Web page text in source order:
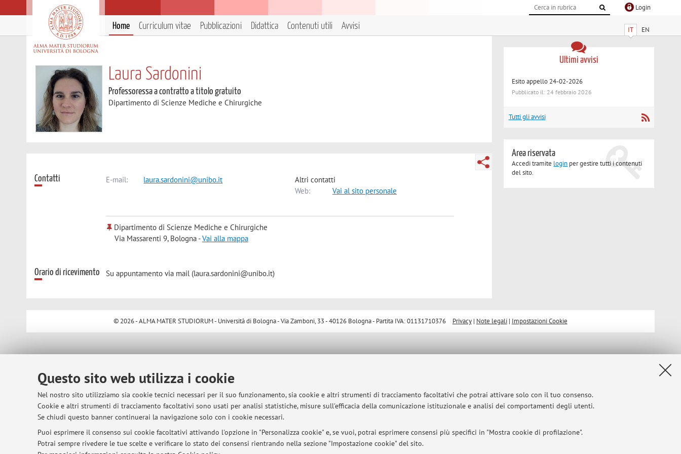
Questo sito web utilizza i cookie
Nel nostro sito utilizziamo sia cookie tecnici necessari per il suo funzionamento, sia cookie e altri strumenti di tracciamento facoltativi che potrai attivare solo con il tuo consenso.
Cookie e altri strumenti di tracciamento facoltativi sono usati per analisi statistiche, misure sull'efficacia della comunicazione istituzionale e analisi dei comportamenti degli utenti.
Se chiudi questo banner continuerai la navigazione solo con i cookie necessari.
Puoi esprimere il consenso sui cookie facoltativi attivando l'opzione in "Personalizza cookie" e, se vuoi, potrai esprimere consensi più specifici in "Mostra cookie di profilazione".
Potrai sempre rivedere le tue scelte e verificare lo stato dei consensi rientrando nella sezione "Impostazione cookie" del sito.
Login
IT EN
Home Curriculum vitae Pubblicazioni Didattica Contenuti utili Avvisi
Laura Sardonini
Professoressa a contratto a titolo gratuito
Dipartimento di Scienze Mediche e Chirurgiche
Contatti E-mail: laura.sardonini@unibo.it
Altri contatti
Web:
Vai al sito personale
Dipartimento di Scienze Mediche e Chirurgiche
Via Massarenti 9, Bologna -Vai alla mappa
Orario di ricevimento Su appuntamento via mail (laura.sardonini@unibo.it)
Ultimi avvisi
Esito appello 24-02-2026
Pubblicato il: 24 febbraio 2026
Tutti gli avvisi
Area riservata
Accedi tramite login per gestire tutti i contenuti
del sito.
© 2026 - ALMA MATER STUDIORUM - Università di Bologna - Via Zamboni, 33 - 40126 Bologna - Partita IVA: 01131710376 Privacy| Note legali| Impostazioni Cookie